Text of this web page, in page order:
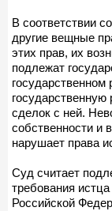
В соответствии со
другие вещные
этих прав, их
подлежат
сделок с ней.
собственности и
нарушает права
Суд считает
требования
Российской